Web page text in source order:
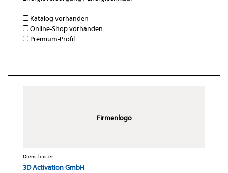
Katalog vorhanden
Online-Shop vorhanden
Premium-Profil
Firmenlogo
Dienstleister
3D Activation GmbH